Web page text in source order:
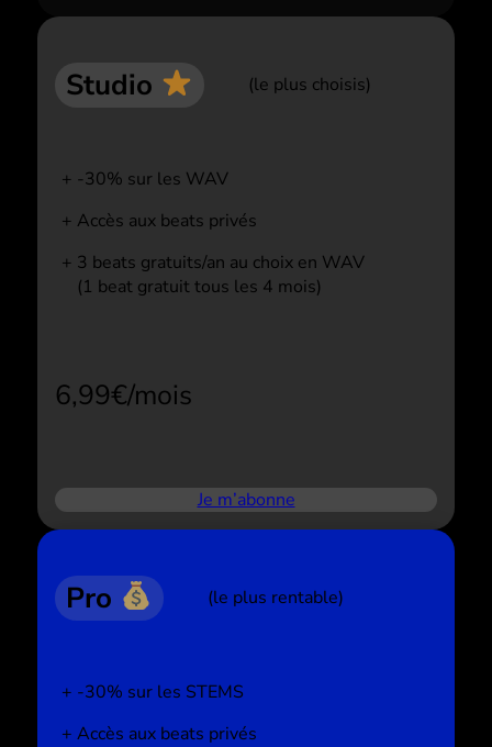
Studio (le plus choisis)
-30% sur les WAV
Accès aux beats privés
3 beats gratuits/an au choix en WAV
(1 beat gratuit tous les 4 mois)
6,99€/mois
Je m’abonne
Pro (le plus rentable)
-30% sur les STEMS
Accès aux beats privés